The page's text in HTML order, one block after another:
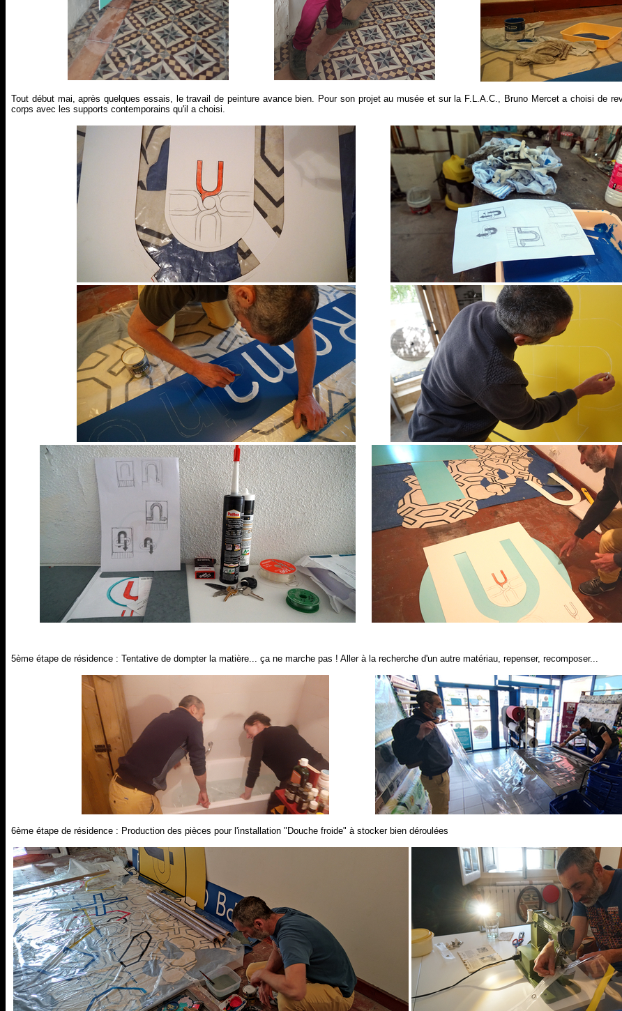
Tout début mai, après quelques essais, le travail de peinture avance bien. Pour son projet au musée et sur la F.L.A.C., Bruno Mercet a choisi de
corps avec les supports contemporains qu'il a choisi.
5ème étape de résidence : Tentative de dompter la matière... ça ne marche pas ! Aller à la recherche d'un autre matériau, repenser, recomposer...
6ème étape de résidence : Production des pièces pour l'installation "Douche froide" à stocker bien déroulées